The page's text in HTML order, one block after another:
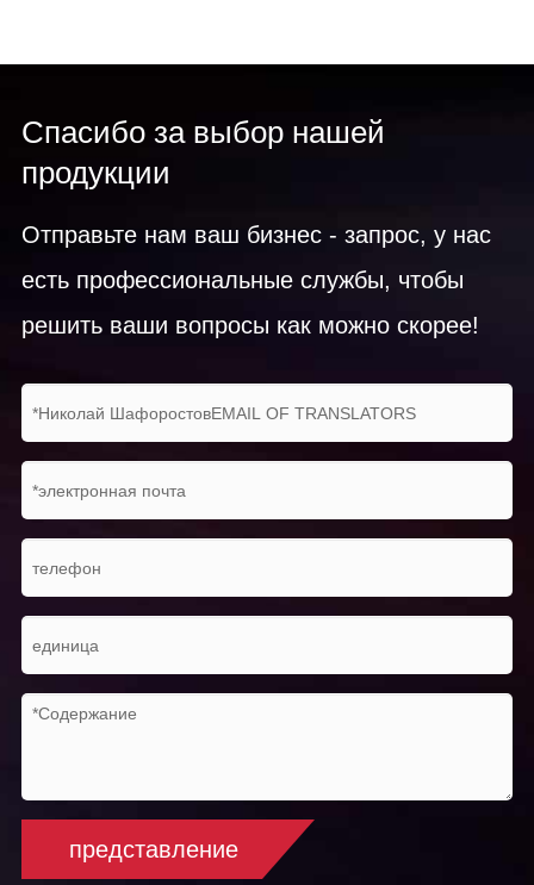
Спасибо за выбор нашей
продукции
Отправьте нам ваш бизнес - запрос, у нас
есть профессиональные службы, чтобы
решить ваши вопросы как можно скорее!
представление